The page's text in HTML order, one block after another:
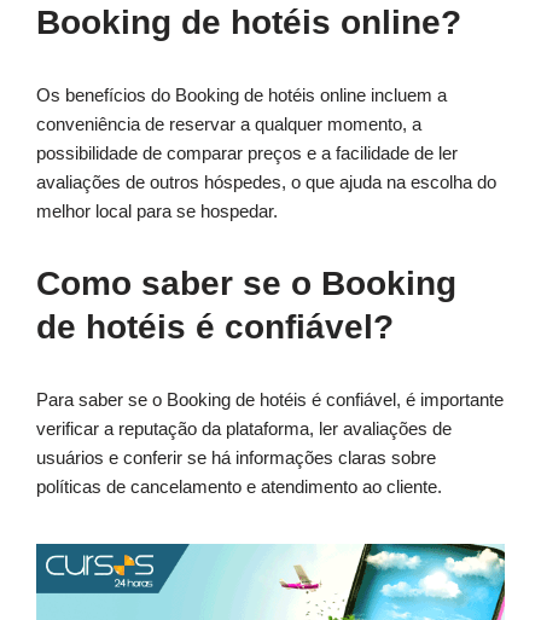
Booking de hotéis online?
Os benefícios do Booking de hotéis online incluem a
conveniência de reservar a qualquer momento, a
possibilidade de comparar preços e a facilidade de ler
avaliações de outros hóspedes, o que ajuda na escolha do
melhor local para se hospedar.
Como saber se o Booking
de hotéis é confiável?
Para saber se o Booking de hotéis é confiável, é importante
verificar a reputação da plataforma, ler avaliações de
usuários e conferir se há informações claras sobre
políticas de cancelamento e atendimento ao cliente.